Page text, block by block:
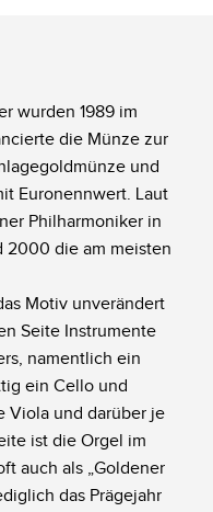
wurden 1989 im
die Münze zur
und
Euronennwert. Laut
Philharmoniker in
2000 die am meisten
Motiv unverändert
Seite Instrumente
namentlich ein
ein Cello und
Viola und darüber je
ist die Orgel im
auch als „Goldener
das Prägejahr